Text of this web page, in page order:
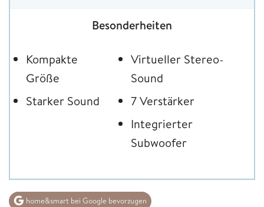
Besonderheiten
Kompakte
Größe
Starker Sound
Virtueller Stereo-
Sound
7 Verstärker
Integrierter
Subwoofer
home&smart bei Google bevorzugen